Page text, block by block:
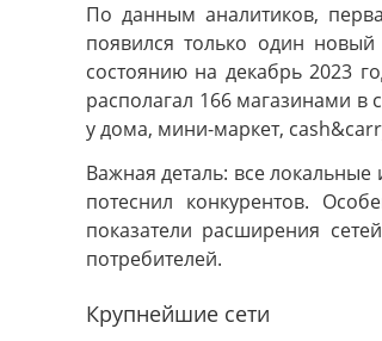
По данным аналитиков,
появился только один
состоянию на декабрь 2023
располагал 166 магазинами в
у дома, мини-маркет,
Важная деталь: все
потеснил конкурентов.
показатели расширения
потребителей.
Крупнейшие сети